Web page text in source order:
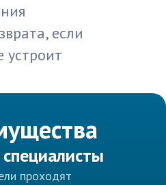
если
устроит
проходят